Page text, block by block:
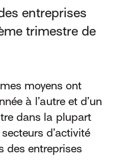
entreprises
trimestre de
moyens ont
à l’autre et d’un
dans la plupart
d’activité
des entreprises